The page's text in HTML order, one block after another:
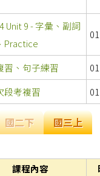
Unit 9 - 字彙、副詞
Practice
習、句子練習
段考複習
國二下
國三上
課程內容